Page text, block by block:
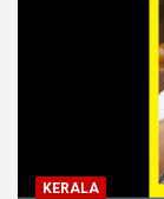
KERALA